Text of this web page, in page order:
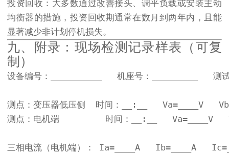
投资回收 ：大多数通过改善接头、调平负载或安装主动
均衡器的措施，投资回收期通常在数月到两年内，且能
显著减少非计划停机损失。
九、附录：现场检测记录样表（可复
制）
设备编号：__________   机座号：_________   测
测点：变压器低压侧  时间：__:__   Va=____V
测点：电机端         时间：__:__   Va=____V
三相电流（电机端）： Ia=____A   Ib=____A